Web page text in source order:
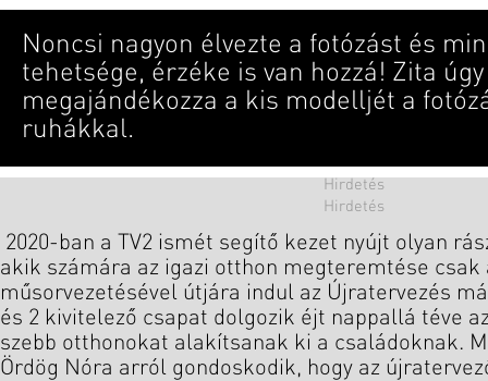
Noncsi nagyon élvezte a fotózást és
tehetsége, érzéke is van hozzá! Zita
megajándékozza a kis modelljét a
ruhákkal.
2020-ban a TV2 ismét segítő kezet nyújt olyan
akik számára az igazi otthon megteremtése csak
műsorvezetésével útjára indul az Újratervezés
és 2 kivitelező csapat dolgozik éjt nappallá téve
szebb otthonokat alakítsanak ki a családoknak.
Ördög Nóra arról gondoskodik, hogy az